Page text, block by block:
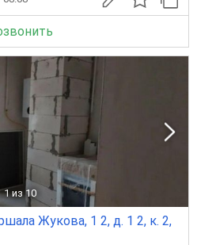
1 из 10
Жукова, 1 2, д. 1 2, к. 2,